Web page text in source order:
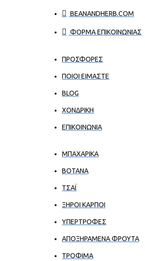
BEANANDHERB.COM
ΦΟΡΜΑ ΕΠΙΚΟΙΝΩΝΙΑΣ
ΠΡΟΣΦΟΡΕΣ
ΠΟΙΟΙ ΕΊΜΑΣΤΕ
BLOG
ΧΟΝΔΡΙΚΉ
ΕΠΙΚΟΙΝΩΝΊΑ
ΜΠΑΧΑΡΙΚΑ
ΒΟΤΑΝΑ
ΤΣΑΪ
ΞΗΡΟΙ ΚΑΡΠΟΙ
ΥΠΕΡΤΡΟΦΕΣ
ΑΠΟΞΗΡΑΜΕΝΑ ΦΡΟΥΤΑ
ΤΡΟΦΙΜΑ